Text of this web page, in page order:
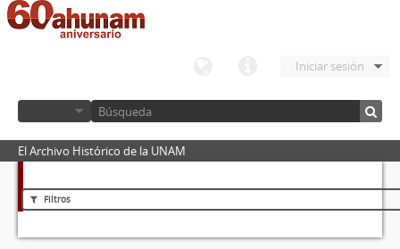
Iniciar sesión
El Archivo Histórico de la UNAM
Filtros